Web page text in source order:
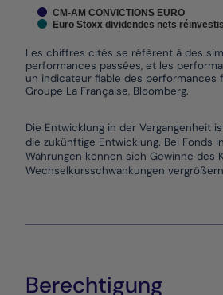
Les chiffres cités se réfèrent à des
performances passées, et les
un indicateur fiable des performances
Groupe La Française, Bloomberg.
CM-AM CONVICTIONS EURO
Euro Stoxx dividendes nets réinvestis
Die Entwicklung in der Vergangenheit
die zukünftige Entwicklung. Bei Fonds
Währungen können sich Gewinne des
Wechselkursschwankungen
Berechtigung